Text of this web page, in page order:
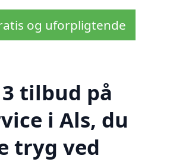
og uforpligtende
tilbud på
i Als, du
tryg ved